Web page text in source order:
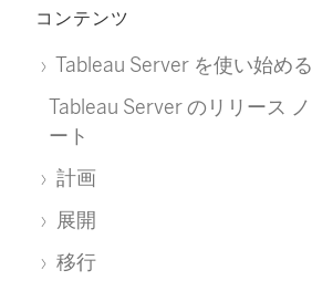
コンテンツ
Tableau Server を使い始める
Tableau Server のリリース ノ
ート
計画
展開
移行